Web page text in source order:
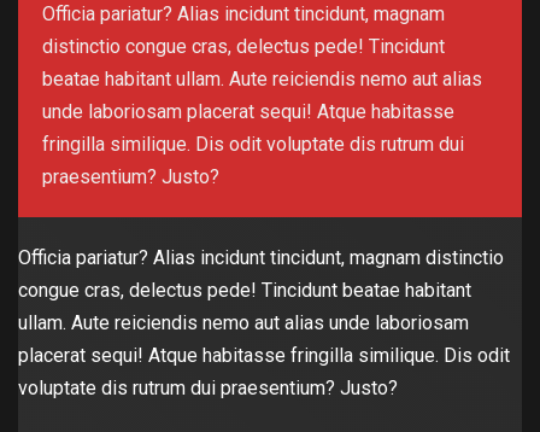
Officia pariatur? Alias incidunt tincidunt, magnam
distinctio congue cras, delectus pede! Tincidunt
beatae habitant ullam. Aute reiciendis nemo aut alias
unde laboriosam placerat sequi! Atque habitasse
fringilla similique. Dis odit voluptate dis rutrum dui
praesentium? Justo?
Officia pariatur? Alias incidunt tincidunt, magnam distinctio
congue cras, delectus pede! Tincidunt beatae habitant
ullam. Aute reiciendis nemo aut alias unde laboriosam
placerat sequi! Atque habitasse fringilla similique. Dis odit
voluptate dis rutrum dui praesentium? Justo?